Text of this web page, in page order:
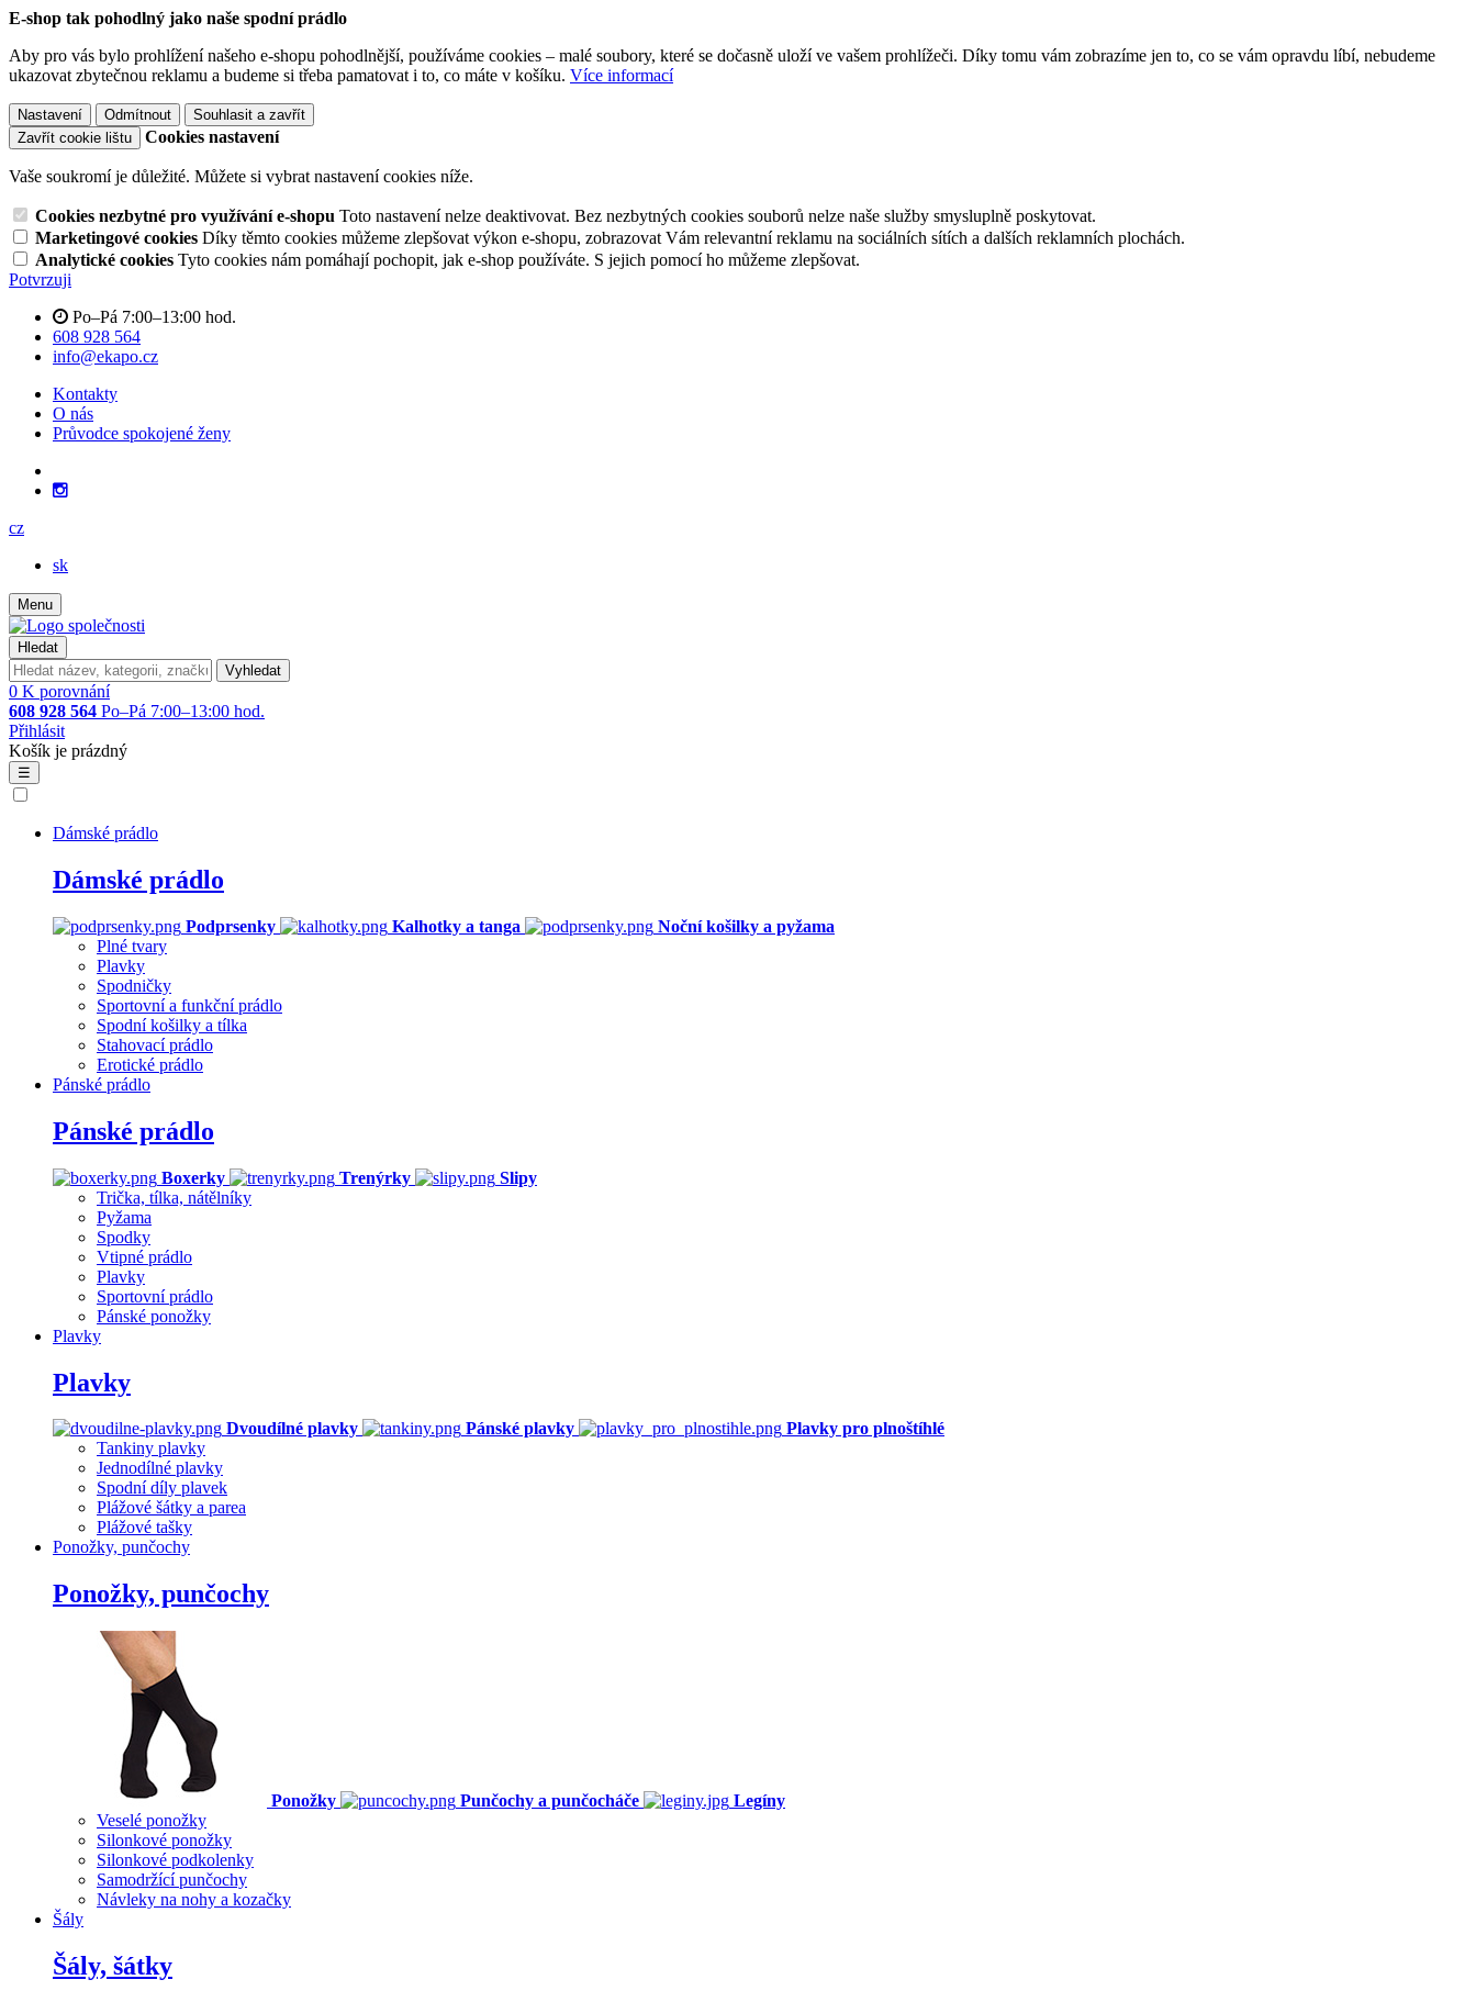
E-shop tak pohodlný jako naše spodní prádlo
Aby pro vás bylo prohlížení našeho e-shopu pohodlnější, používáme cookies – malé soubory, které se dočasně uloží ve vašem prohlížeči. Díky tomu vám zobrazíme jen to, co se vám opravdu líbí, nebudeme
ukazovat zbytečnou reklamu a budeme si třeba pamatovat i to, co máte v košíku. Více informací
Nastavení Odmítnout
Souhlasit a zavřít
Zavřít cookie lištu
Cookies nastavení
Vaše soukromí je důležité. Můžete si vybrat nastavení cookies níže.
Cookies nezbytné pro využívání e-shopu Toto nastavení nelze deaktivovat. Bez nezbytných cookies souborů nelze naše služby smysluplně poskytovat.
Marketingové cookies Díky těmto cookies můžeme zlepšovat výkon e-shopu, zobrazovat Vám relevantní reklamu na sociálních sítích a dalších reklamních plochách.
Analytické cookies Tyto cookies nám pomáhají pochopit, jak e-shop používáte. S jejich pomocí ho můžeme zlepšovat.
Potvrzuji
Po–Pá 7:00–13:00 hod.
608 928 564
info@ekapo.cz
Kontakty
O nás
Průvodce spokojené ženy
cz
sk
Menu
Hledat
Vyhledat
0 K porovnání
608 928 564 Po–Pá 7:00–13:00 hod.
Přihlásit
Košík je prázdný
☰
Dámské prádlo
Dámské prádlo
Podprsenky Kalhotky a tanga
Noční košilky a pyžama
Plné tvary
Plavky
Spodničky
Sportovní a funkční prádlo
Spodní košilky a tílka
Stahovací prádlo
Erotické prádlo
Pánské prádlo
Pánské prádlo
Boxerky Trenýrky
Slipy
Trička, tílka, nátělníky
Pyžama
Spodky
Vtipné prádlo
Plavky
Sportovní prádlo
Pánské ponožky
Plavky
Plavky
Dvoudílné plavky Pánské plavky
Plavky pro plnoštíhlé
Tankiny plavky
Jednodílné plavky
Spodní díly plavek
Plážové šátky a parea
Plážové tašky
Ponožky, punčochy
Ponožky, punčochy
Ponožky Punčochy a punčocháče
Legíny
Veselé ponožky
Silonkové ponožky
Silonkové podkolenky
Samodržící punčochy
Návleky na nohy a kozačky
Šály
Šály, šátky